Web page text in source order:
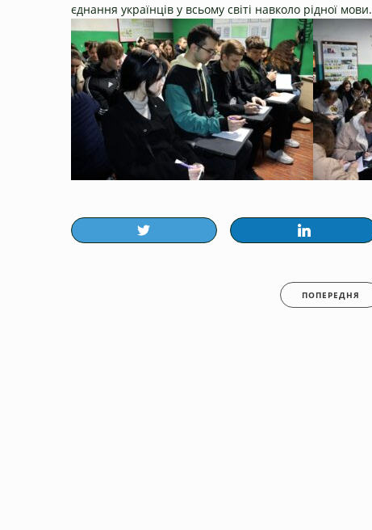
єднання українців у всьому світі навколо рідної мови.
ПОПЕРЕДНЯ